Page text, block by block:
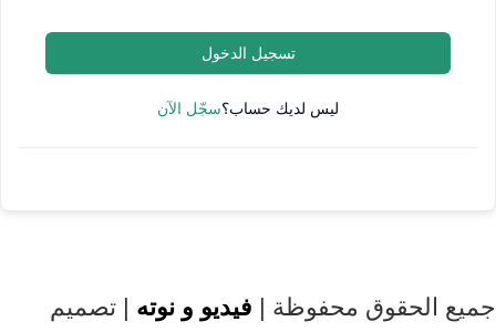
تسجيل الدخول
ليس لديك حساب؟سجّل الآن
جميع الحقوق محفوظة | فيديو و نوته | تصميم